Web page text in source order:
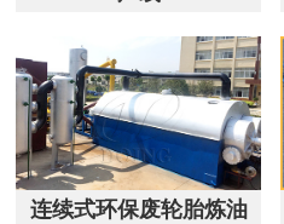
连续式环保废轮胎炼油